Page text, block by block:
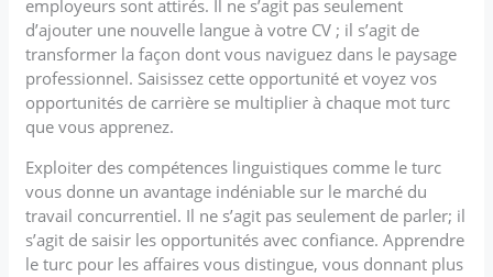
employeurs sont attirés. Il ne s’agit pas seulement
d’ajouter une nouvelle langue à votre CV ; il s’agit de
transformer la façon dont vous naviguez dans le paysage
professionnel. Saisissez cette opportunité et voyez vos
opportunités de carrière se multiplier à chaque mot turc
que vous apprenez.
Exploiter des compétences linguistiques comme le turc
vous donne un avantage indéniable sur le marché du
travail concurrentiel. Il ne s’agit pas seulement de parler; il
s’agit de saisir les opportunités avec confiance. Apprendre
le turc pour les affaires vous distingue, vous donnant plus